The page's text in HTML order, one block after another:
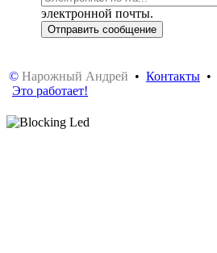
электронной почты.
© Нарожный Андрей • Контакты •
Это работает!